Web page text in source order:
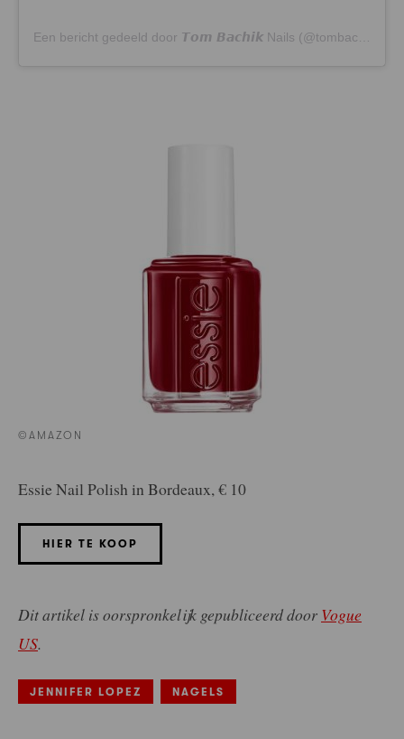
©AMAZON
Essie Nail Polish in Bordeaux, € 10
HIER TE KOOP
Dit artikel is oorspronkelijk gepubliceerd door Vogue
US.
JENNIFER LOPEZ NAGELS